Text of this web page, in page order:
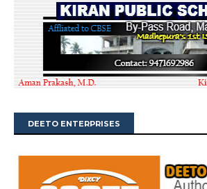
DEETO ENTERPRISES